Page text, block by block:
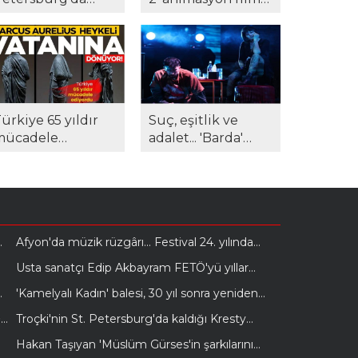
açık
satıldı...
altüst etti...
65 yıldır
Suç, eşitlik ve
adalet... 'Barda'
Afyon'da müzik rüzgârı... Festival 24. yılında
yeni müze ve kültür merkezinde!
Usta sanatçı Edip Akbayram FETÖ'yü yıllar
önce böyle reddetti!
'Kamelyalı Kadın' balesi, 30 yıl sonra yeniden
sanatseverlerle buluştu...
Troçki'nin St. Petersburg'da kaldığı Kresty
Hapishanesi, açık artırmada satıldı...
Hakan Taşıyan 'Müslüm Gürses'in şarkılarını